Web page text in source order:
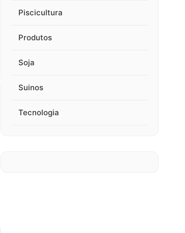
Piscicultura
Produtos
Soja
Suinos
Tecnologia